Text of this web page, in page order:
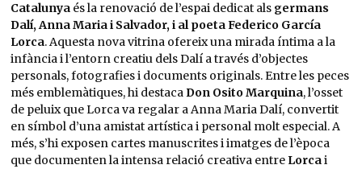
Catalunyaés la renovació de l’espai dedicat als germans
Dalí, Anna Maria i Salvador, i al poeta Federico García
Lorca. Aquesta nova vitrina ofereix una mirada íntima a la
infància i l’entorn creatiu dels Dalí a través d’objectes
personals, fotografies i documents originals. Entre les peces
més emblemàtiques, hi destacaDon Osito Marquina, l’osset
de peluix que Lorca va regalar a Anna Maria Dalí, convertit
en símbol d’una amistat artística i personal molt especial. A
més, s’hi exposen cartes manuscrites i imatges de l’època
que documenten la intensa relació creativa entre Lorcai